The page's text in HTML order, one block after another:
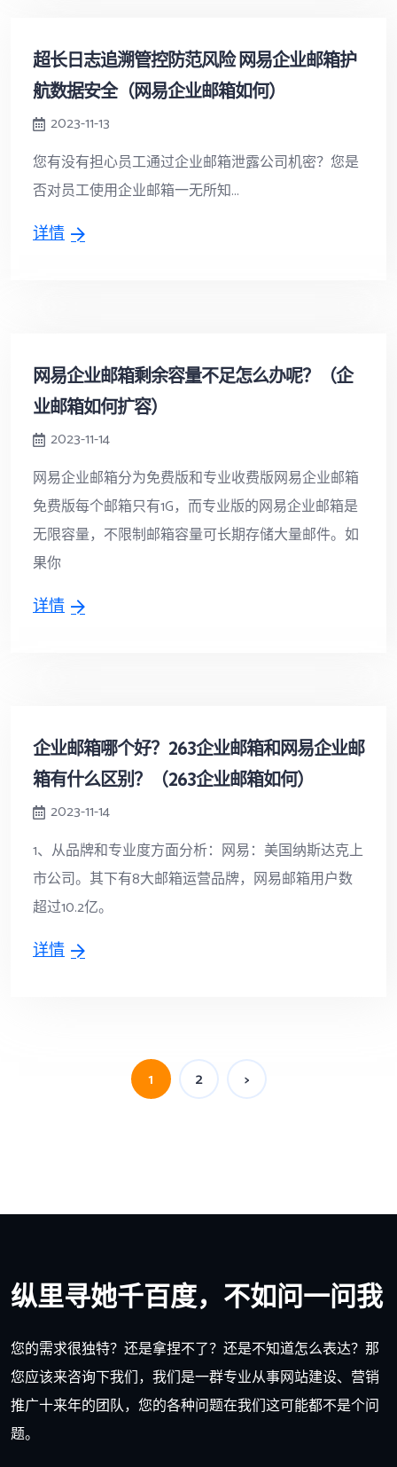
超长日志追溯管控防范风险 网易企业邮箱护
航数据安全（网易企业邮箱如何）
2023-11-13
您有没有担心员工通过企业邮箱泄露公司机密？您是
否对员工使用企业邮箱一无所知...
详情
网易企业邮箱剩余容量不足怎么办呢？（企
业邮箱如何扩容）
2023-11-14
网易企业邮箱分为免费版和专业收费版网易企业邮箱
免费版每个邮箱只有1G，而专业版的网易企业邮箱是
无限容量，不限制邮箱容量可长期存储大量邮件。如
果你
详情
企业邮箱哪个好？263企业邮箱和网易企业邮
箱有什么区别？（263企业邮箱如何）
2023-11-14
1、从品牌和专业度方面分析：网易：美国纳斯达克上
市公司。其下有8大邮箱运营品牌，网易邮箱用户数
超过10.2亿。
详情
1 2 >
纵里寻她千百度，不如问一问我
您的需求很独特？还是拿捏不了？还是不知道怎么表达？那
您应该来咨询下我们，我们是一群专业从事网站建设、营销
推广十来年的团队，您的各种问题在我们这可能都不是个问
题。